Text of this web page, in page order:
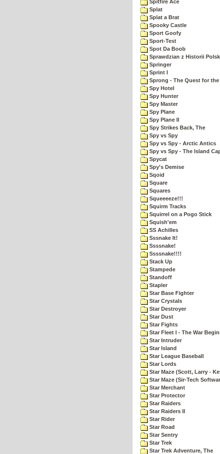
Spitfire Ace
Splat
Splat a Brat
Spooky Castle
Sport Goofy
Sport-Test
Spot Da Boob
Sprawdzian z Historii
Springer
Sprint I
Sprong - The Quest for
Spy Hotel
Spy Hunter
Spy Master
Spy Plane
Spy Plane II
Spy Strikes Back, The
Spy vs Spy
Spy vs Spy - Arctic Antics
Spy vs Spy - The Island
Spycat
Spy's Demise
Sqoid
Square
Squares
Squeeeeze!!!
Squirm Tracks
Squirrel on a Pogo Stick
Squish'em
SS Achilles
Sssnake It!
Ssssnake!
Ssssnake!!!!
Stack Up
Stampede
Standoff
Stapler
Star Base Fighter
Star Crystals
Star Destroyer
Star Dust
Star Fights
Star Fleet I - The War
Star Intruder
Star Island
Star League Baseball
Star Lords
Star Maze (Scott, Larry -
Star Maze (Sir-Tech
Star Merchant
Star Protector
Star Raiders
Star Raiders II
Star Rider
Star Road
Star Sentry
Star Trek
Star Trek Adventure, The